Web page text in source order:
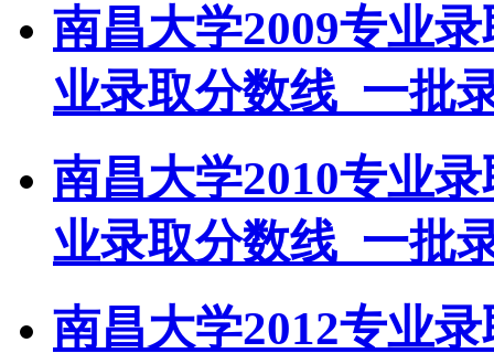
南昌大学2009专业
业录取分数线_一批
南昌大学2010专业
业录取分数线_一批
南昌大学2012专业